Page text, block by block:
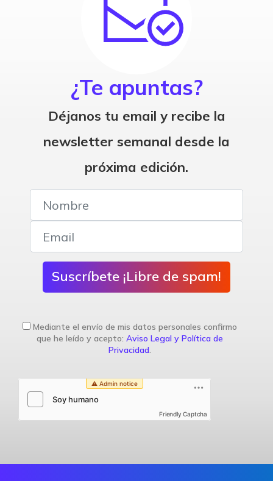
¿Te apuntas?
Déjanos tu email y recibe la
newsletter semanal desde la
próxima edición.
Suscríbete ¡Libre de spam!
Mediante el envío de mis datos personales confirmo
que he leído y acepto: Aviso Legal y Política de
Privacidad.
Friendly Captcha